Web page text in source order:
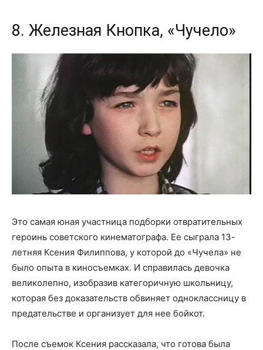
8. Железная Кнопка, «Чучело»
Это самая юная участница подборки отвратительных
героинь советского кинематографа. Ее сыграла 13-
летняя Ксения Филиппова, у которой до «Чучела» не
было опыта в киносъемках. И справилась девочка
великолепно, изобразив категоричную школьницу,
которая без доказательств обвиняет одноклассницу в
предательстве и организует для нее бойкот.
После съемок Ксения рассказала, что готова была